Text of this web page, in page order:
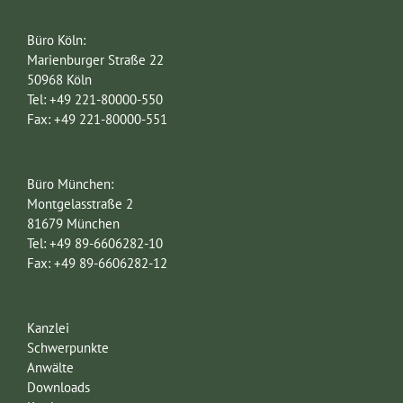
Büro Köln:
Marienburger Straße 22
50968 Köln
Tel: +49 221-80000-550
Fax: +49 221-80000-551
Büro München:
Montgelasstraße 2
81679 München
Tel: +49 89-6606282-10
Fax: +49 89-6606282-12
Kanzlei
Schwerpunkte
Anwälte
Downloads